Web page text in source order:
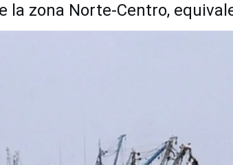
la zona Norte-Centro,